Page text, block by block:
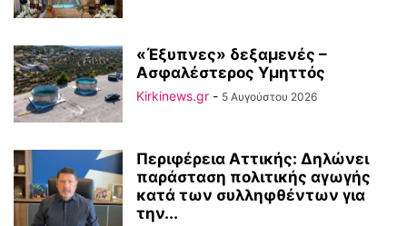
«Έξυπνες» δεξαμενές –
Ασφαλέστερος Υμηττός
Kirkinews.gr - 5 Αυγούστου 2026
Περιφέρεια Αττικής: Δηλώνει
παράσταση πολιτικής αγωγής
κατά των συλληφθέντων για
την...